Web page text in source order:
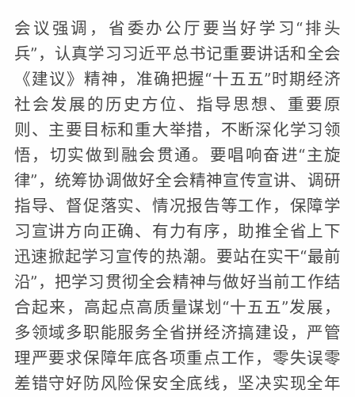
会议强调，省委办公厅要当好学习“排头
兵”，认真学习习近平总书记重要讲话和全会
《建议》精神，准确把握“十五五”时期经济
社会发展的历史方位、指导思想、重要原
则、主要目标和重大举措，不断深化学习领
悟，切实做到融会贯通。要唱响奋进“主旋
律”，统筹协调做好全会精神宣传宣讲、调研
指导、督促落实、情况报告等工作，保障学
习宣讲方向正确、有力有序，助推全省上下
迅速掀起学习宣传的热潮。要站在实干“最前
沿”，把学习贯彻全会精神与做好当前工作结
合起来，高起点高质量谋划“十五五”发展，
多领域多职能服务全省拼经济搞建设，严管
理严要求保障年底各项重点工作，零失误零
差错守好防风险保安全底线，坚决实现全年